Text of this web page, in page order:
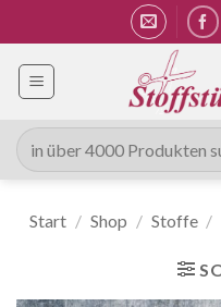
Inhalt
springen
Suche
nach:
Start / Shop / Stoffe /